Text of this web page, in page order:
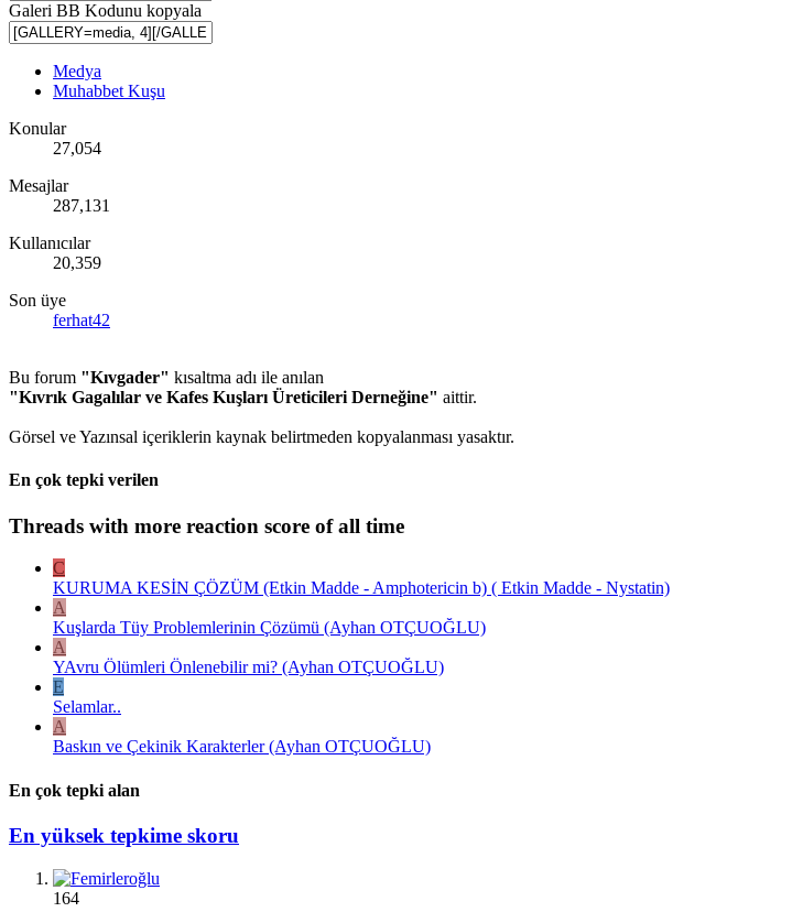
Galeri BB Kodunu kopyala
Medya
Muhabbet Kuşu
Konular
27,054
Mesajlar
287,131
Kullanıcılar
20,359
Son üye
ferhat42
Bu forum "Kıvgader" kısaltma adı ile anılan
"Kıvrık Gagalılar ve Kafes Kuşları Üreticileri Derneğine" aittir.
Görsel ve Yazınsal içeriklerin kaynak belirtmeden kopyalanması yasaktır.
En çok tepki verilen
Threads with more reaction score of all time
C
KURUMA KESİN ÇÖZÜM (Etkin Madde - Amphotericin b) ( Etkin Madde - Nystatin)
A
Kuşlarda Tüy Problemlerinin Çözümü (Ayhan OTÇUOĞLU)
A
YAvru Ölümleri Önlenebilir mi? (Ayhan OTÇUOĞLU)
E
Selamlar..
A
Baskın ve Çekinik Karakterler (Ayhan OTÇUOĞLU)
En çok tepki alan
En yüksek tepkime skoru
164